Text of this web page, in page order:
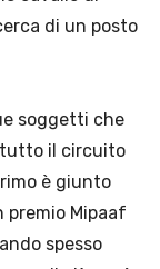
di un posto
soggetti che
il circuito
è giunto
premio Mipaaf
spesso